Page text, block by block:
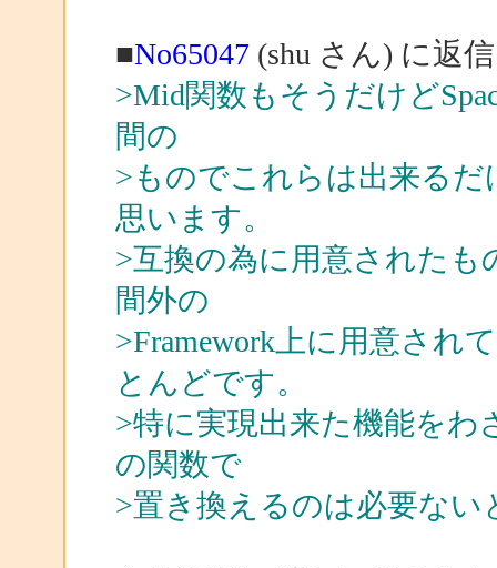
■No65047(shu さん) に返信
>Mid関数もそうだけど
間の
>ものでこれらは出来る
思います。
>互換の為に用意されたも
間外の
>Framework上に用意され
とんどです。
>特に実現出来た機能をわ
の関数で
>置き換えるのは必要ない